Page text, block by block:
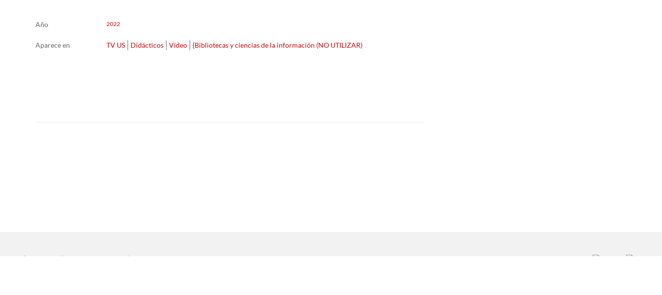
Año 2022
Aparece en TV US Didácticos Vídeo {Bibliotecas y ciencias de la información (NO UTILIZAR)
| | |